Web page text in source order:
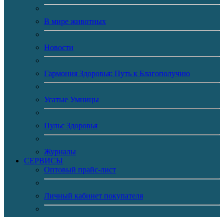
В мире животных
Новости
Гармония Здоровья: Путь к Благополучию
Усатые Умницы
Пульс Здоровья
Журналы
CЕРВИСЫ
Оптовый прайс-лист
Личный кабинет покупателя